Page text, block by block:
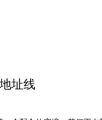
址线